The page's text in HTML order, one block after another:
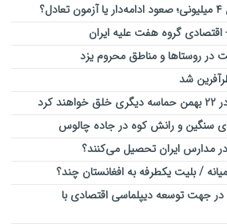
گروه هفت علیه ایران
روستاها و مناطق محروم یزد
سنگین و رانش کوه در جاده چالوس
مدارس ایران تحصیل می‌کنند؟
/ بلیت یکطرفه به افغانستان چند؟
جهت توسعه دیپلماسی اقتصادی با